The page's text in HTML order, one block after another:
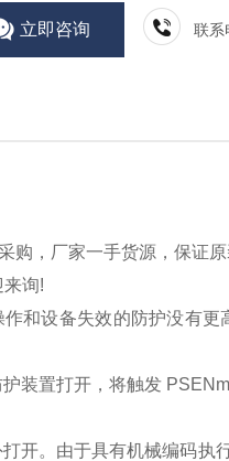
立即咨询 联系
购，厂家一手货源，保证
询!
和设备失效的防护没有更
装置打开，将触发
开。由于具有机械编码执